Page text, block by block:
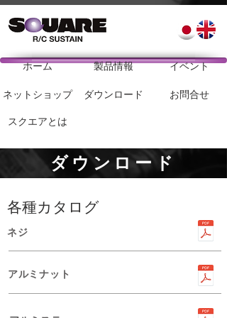
ホーム 製品情報 イベント
ネットショップ ダウンロード お問合せ
スクエアとは
ダウンロード
各種カタログ
ネジ
アルミナット